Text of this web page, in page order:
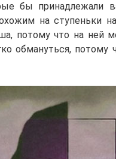
бы принадлежали
на ступеньки
потому что на ней
обмануться,